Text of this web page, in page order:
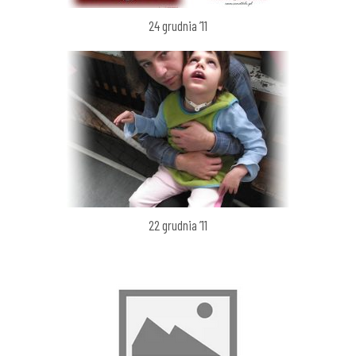
24 grudnia ’11
22 grudnia ’11